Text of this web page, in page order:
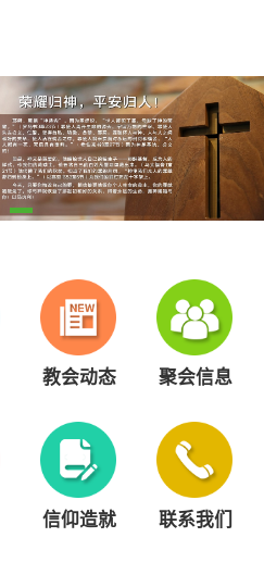
教会动态 聚会信息
信仰造就 联系我们